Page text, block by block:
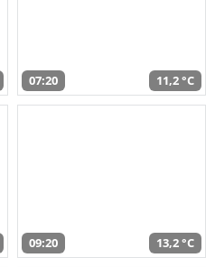
07:20 11,2 °C
09:20 13,2 °C